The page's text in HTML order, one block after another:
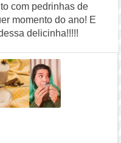
com pedrinhas de
momento do ano! E
delicinha!!!!!